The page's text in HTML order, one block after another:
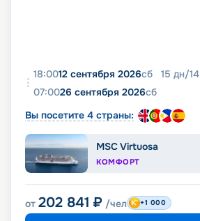
18:0012 сентября 2026сб 15 дн/14
07:0026 сентября 2026сб
Вы посетите 4 страны:
MSC Virtuosa
КОМФОРТ
от 202 841 ₽ /чел +1 000